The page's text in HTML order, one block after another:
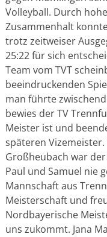
Volleyball. Durch
Zusammenhalt
trotz zeitweiser
25:22 für sich
Team vom TVT
beeindruckenden
man führte
bewies der TV
Meister ist und
späteren
Großheubach war der
Paul und Samuel nie
Mannschaft aus
Meisterschaft und
Nordbayerische
uns zukommt. Jana